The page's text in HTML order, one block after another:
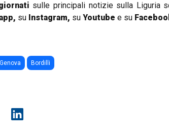
sulle principali notizie sulla Liguria
su Instagram, su Youtube e su
Genova Bordilli